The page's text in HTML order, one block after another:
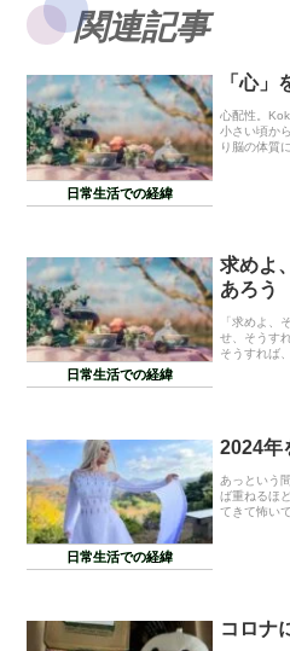
関連記事
日常生活での経緯
「心」
心配性。
小さい頃か
り脳の体質
日常生活での経緯
求めよ
あろう
「求めよ、
せ、そうす
そうすれば
日常生活での経緯
2024年
あっという
ば重ねるほ
てきて怖い
コロナ